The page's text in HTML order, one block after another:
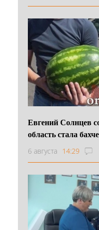
Евгений Солнцев
область стала
6 августа 14:29